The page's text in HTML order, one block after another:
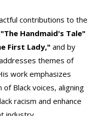
contributions to the
"The Handmaid's Tale"
First Lady," and by
themes of
work emphasizes
Black voices, aligning
racism and enhance